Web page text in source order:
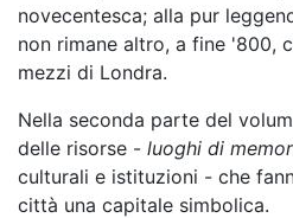
novecentesca; alla pur
non rimane altro, a fine '800,
mezzi di Londra.
Nella seconda parte del
delle risorse - luoghi di
culturali e istituzioni - che
città una capitale simbolica.